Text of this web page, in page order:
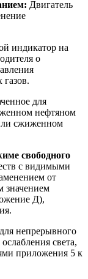
Двигатель
индикатор на
о
газов.
для
нефтяном
сжиженном
свободного
с видимыми
от
значением
Д),
непрерывного
света,
приложения 5 к